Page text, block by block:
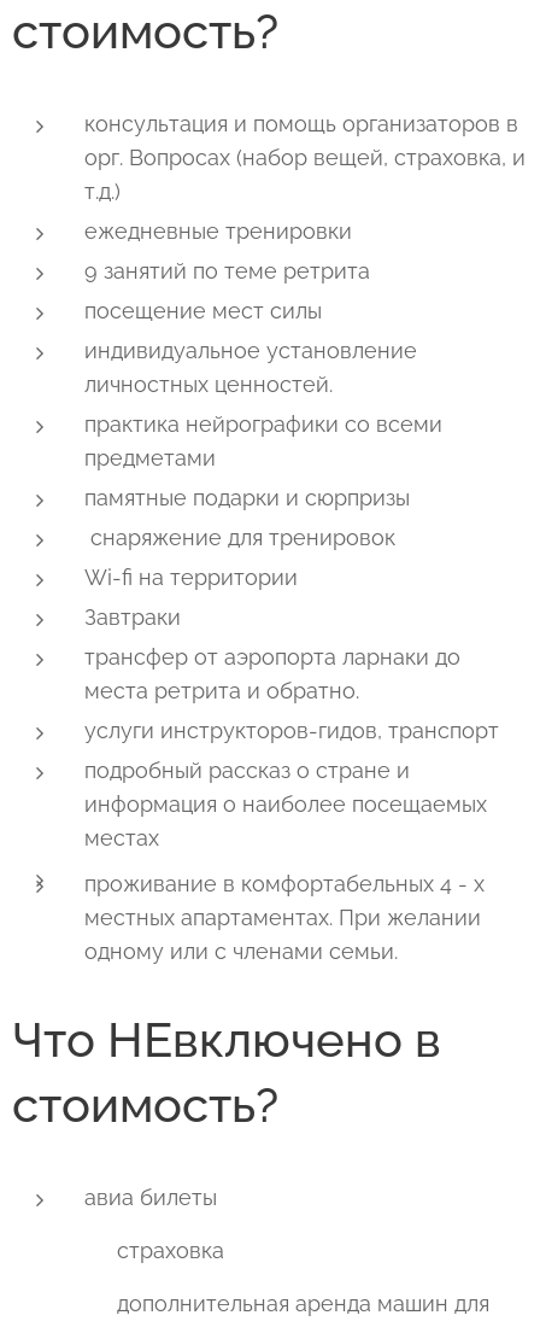
стоимость?
консультация и помощь организаторов в
орг. Вопросах (набор вещей, страховка, и
т.д.)
ежедневные тренировки
9 занятий по теме ретрита
посещение мест силы
индивидуальное установление
личностных ценностей.
практика нейрографики со всеми
предметами
памятные подарки и сюрпризы
снаряжение для тренировок
Wi-fi на территории
Завтраки
трансфер от аэропорта ларнаки до
места ретрита и обратно.
услуги инструкторов-гидов, транспорт
подробный рассказ о стране и
информация о наиболее посещаемых
местах
проживание в комфортабельных 4 - х
местных апартаментах. При желании
одному или с членами семьи.
Что HEвключено в
стоимость?
авиа билеты
▪ страховка
▪ дополнительная аренда машин для